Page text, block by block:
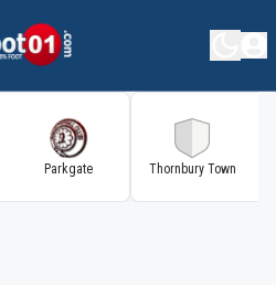
Parkgate Thornbury Town